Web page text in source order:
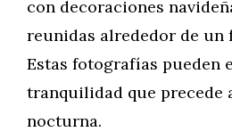
con decoraciones
reunidas alrededor de un
Estas fotografías pueden
tranquilidad que precede
nocturna.